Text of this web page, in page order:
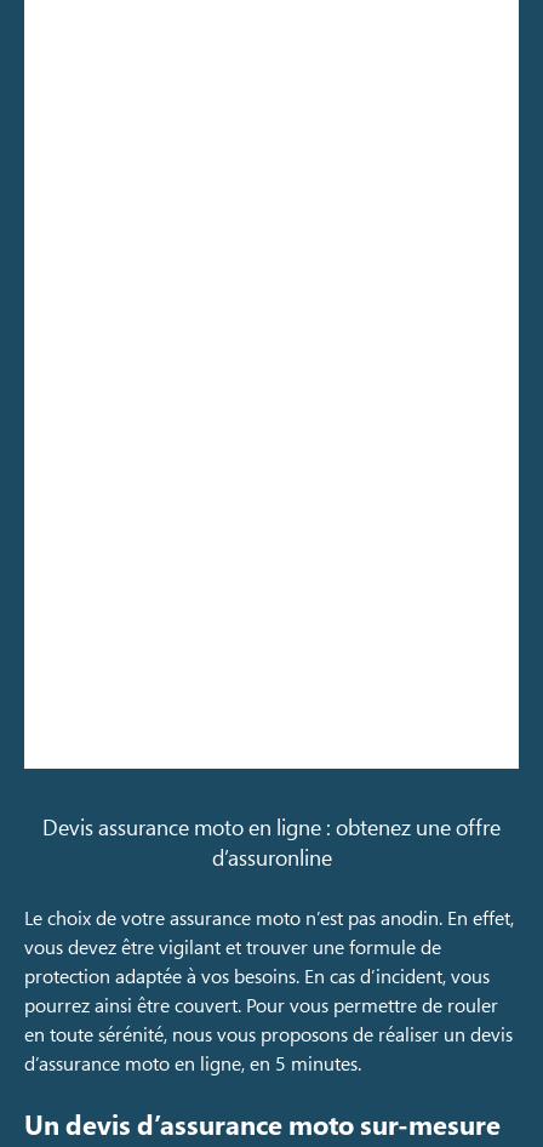
Devis assurance moto en ligne : obtenez une offre
d’assuronline
Le choix de votre assurance moto n’est pas anodin. En effet,
vous devez être vigilant et trouver une formule de
protection adaptée à vos besoins. En cas d’incident, vous
pourrez ainsi être couvert. Pour vous permettre de rouler
en toute sérénité, nous vous proposons de réaliser un devis
d’assurance moto en ligne, en 5 minutes.
Un devis d’assurance moto sur-mesure